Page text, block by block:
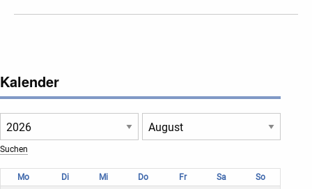
Kalender
Mo Di Mi Do Fr Sa
So